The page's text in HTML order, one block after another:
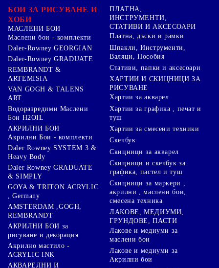
БОИ ЗА РИСУВАНЕ И
ХОБИ
МАСЛЕНИ БОИ
Маслени бои - комплекти
Daler-Rowney GEORGIAN
Daler-Rowney GRADUATE
REMBRANDT &
ARTEMISIA
VAN GOGH & TALENS
ART
Водоразредими Маслени
Бои H2OIL
АКРИЛНИ БОИ
Акрилни Бои - комплекти
Daler Rowney SYSTEM 3 &
Heavy Body
Daler Rowney GRADUATE
& SIMPLY
GOYA & TRITON АCRYLIC
, Germany
AMSTERDAM ,GOGH,
REMBRANDT
АКРИЛНИ БОИ за
рисуване и декорация
Акрилно мастило -
ACRYLIC INK
АКВАРЕЛНИ И
ПЛАТНА,
ИНСТРУМЕНТИ,
СТАТИВИ И АКСЕСОАРИ
Платна, дъски и рамки
Шпакли, Инструменти,
Валяци, Пособия
Стативи, папки и аксесоари
ХАРТИИ И СКИЦНИЦИ ЗА
РИСУВАНЕ
Хартии за акварел
Хартии за графика , печат и
туш
Хартии за смесени техники
Скечбук
Скицници за акварел
Скицници и скечбук за
графика, пастел и туш
Скицници за маркери ,
акрилни , маслени бои,
смесена техника
ЛАКОВЕ, МЕДИУМИ,
ГРУНДОВЕ, ПАСТИ
Лакове и медиуми за
маслени бои
Лакове и медиуми за
Акрилни бои